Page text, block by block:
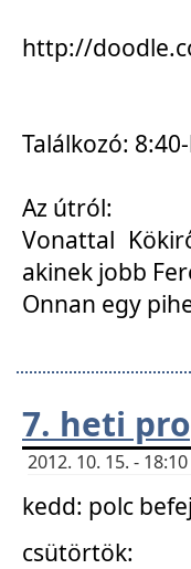
http://
Találkozó:
Az útról:
Vonattal
akinek jobb
Onnan egy
7. heti
2012. 10. 15. -
kedd: polc
csütörtök: